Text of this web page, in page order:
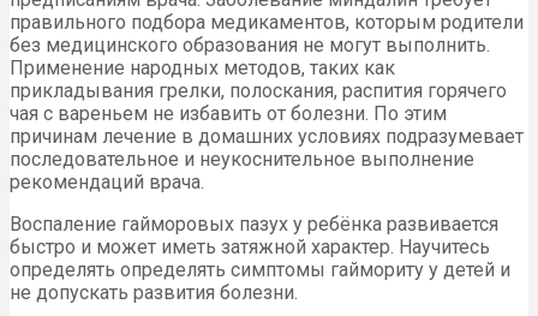
правильного подбора медикаментов, которым родители
без медицинского образования не могут выполнить.
Применение народных методов, таких как
прикладывания грелки, полоскания, распития горячего
чая с вареньем не избавить от болезни. По этим
причинам лечение в домашних условиях подразумевает
последовательное и неукоснительное выполнение
рекомендаций врача.
Воспаление гайморовых пазух у ребёнка развивается
быстро и может иметь затяжной характер. Научитесь
определять определять симптомы гаймориту у детей и
не допускать развития болезни.